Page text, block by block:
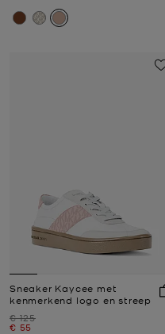
Sneaker Kaycee met
kenmerkend logo en streep
Was
€ 125
Nu
€ 55